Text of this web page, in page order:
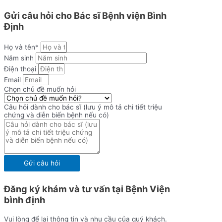
Gửi câu hỏi cho Bác sĩ Bệnh viện Bình
Định
Họ và tên*
Năm sinh
Điện thoại
Email
Chọn chủ đề muốn hỏi
Câu hỏi dành cho bác sĩ (lưu ý mô tả chi tiết triệu
chứng và diễn biến bệnh nếu có)
Gửi câu hỏi
Đăng ký khám và tư vấn tại Bệnh Viện
bình định
Vui lòng để lại thông tin và nhu cầu của quý khách.